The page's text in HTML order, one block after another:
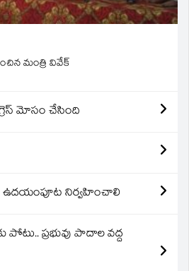
మంత్రి వివేక్
మోసం చేసింది
ఉదయంపూట నిర్వహించాలి
పోటు.. ప్రభువు పాదాల వద్ద